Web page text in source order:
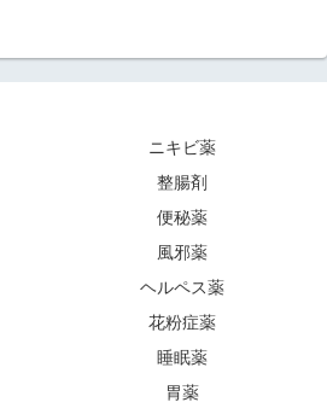
ニキビ薬
整腸剤
便秘薬
風邪薬
ヘルペス薬
花粉症薬
睡眠薬
胃薬